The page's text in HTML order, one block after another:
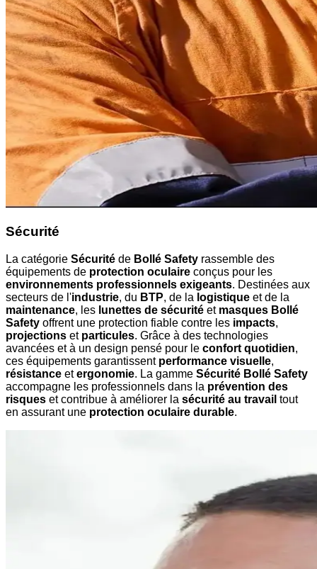
Sécurité
La catégorie Sécurité de Bollé Safety rassemble des
équipements de protection oculaire conçus pour les
environnements professionnels exigeants. Destinées aux
secteurs de l'industrie, du BTP, de la logistique et de la
maintenance, les lunettes de sécurité et masques Bollé
Safety offrent une protection fiable contre les impacts,
projections et particules. Grâce à des technologies
avancées et à un design pensé pour le confort quotidien,
ces équipements garantissent performance visuelle,
résistance etergonomie. La gamme Sécurité Bollé Safety
accompagne les professionnels dans la prévention des
risques et contribue à améliorer la sécurité au travail tout
en assurant une protection oculaire durable.